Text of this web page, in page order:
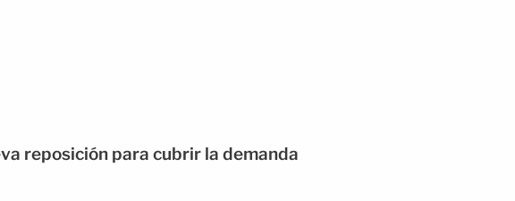
reposición para cubrir la demanda